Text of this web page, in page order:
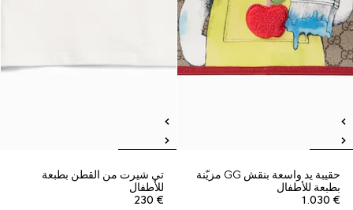
حقيبة يد واسعة بنقش GG مزيّنة
بطبعة للأطفال
€ 1.030
تي شيرت من القطن بطبعة
للأطفال
€ 230